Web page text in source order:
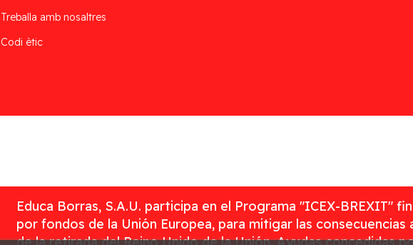
Treballa amb nosaltres
Codi ètic
Educa Borras, S.A.U. participa en el Programa "ICEX-BREXIT"
por fondos de la Unión Europea, para mitigar las consecuencias